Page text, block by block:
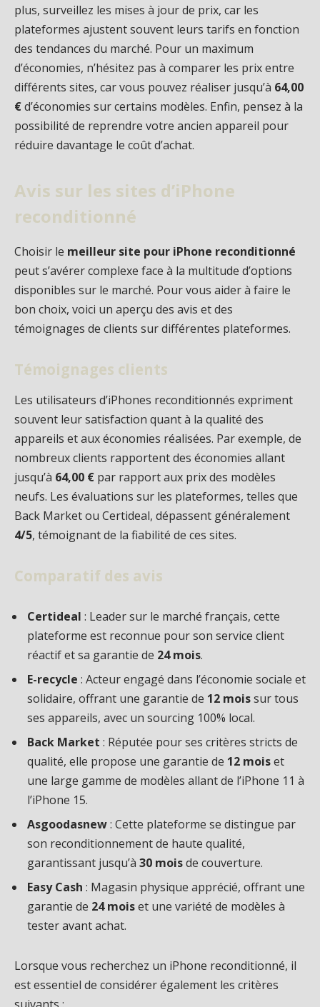
plus, surveillez les mises à jour de prix, car les
plateformes ajustent souvent leurs tarifs en fonction
des tendances du marché. Pour un maximum
d’économies, n’hésitez pas à comparer les prix entre
différents sites, car vous pouvez réaliser jusqu’à 64,00
€d’économies sur certains modèles. Enfin, pensez à la
possibilité de reprendre votre ancien appareil pour
réduire davantage le coût d’achat.
Avis sur les sites d’iPhone
reconditionné
Choisir le meilleur site pour iPhone reconditionné
peut s’avérer complexe face à la multitude d’options
disponibles sur le marché. Pour vous aider à faire le
bon choix, voici un aperçu des avis et des
témoignages de clients sur différentes plateformes.
Témoignages clients
Les utilisateurs d’iPhones reconditionnés expriment
souvent leur satisfaction quant à la qualité des
appareils et aux économies réalisées. Par exemple, de
nombreux clients rapportent des économies allant
jusqu’à 64,00 € par rapport aux prix des modèles
neufs. Les évaluations sur les plateformes, telles que
Back Market ou Certideal, dépassent généralement
4/5, témoignant de la fiabilité de ces sites.
Comparatif des avis
Certideal : Leader sur le marché français, cette
plateforme est reconnue pour son service client
réactif et sa garantie de 24 mois.
E-recycle : Acteur engagé dans l’économie sociale et
solidaire, offrant une garantie de 12 moissur tous
ses appareils, avec un sourcing 100% local.
Back Market : Réputée pour ses critères stricts de
qualité, elle propose une garantie de 12 moiset
une large gamme de modèles allant de l’iPhone 11 à
l’iPhone 15.
Asgoodasnew: Cette plateforme se distingue par
son reconditionnement de haute qualité,
garantissant jusqu’à 30 moisde couverture.
Easy Cash : Magasin physique apprécié, offrant une
garantie de 24 moiset une variété de modèles à
tester avant achat.
Lorsque vous recherchez un iPhone reconditionné, il
est essentiel de considérer également les critères